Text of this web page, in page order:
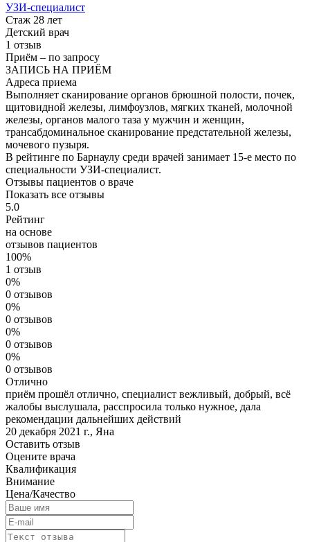
УЗИ-специалист
Стаж 28 лет
Детский врач
1 отзыв
Приём – по запросу
ЗАПИСЬ НА ПРИЁМ
Адреса приема
Выполняет сканирование органов брюшной полости, почек,
щитовидной железы, лимфоузлов, мягких тканей, молочной
железы, органов малого таза у мужчин и женщин,
трансабдоминальное сканирование предстательной железы,
мочевого пузыря.
В рейтинге по Барнаулу среди врачей занимает 15-е место по
специальности УЗИ-специалист.
Отзывы пациентов о враче
Показать все отзывы
5.0
Рейтинг
на основе
отзывов пациентов
100%
1 отзыв
0%
0 отзывов
0%
0 отзывов
0%
0 отзывов
0%
0 отзывов
Отлично
приём прошёл отлично, специалист вежливый, добрый, всё
жалобы выслушала, расспросила только нужное, дала
рекомендации дальнейших действий
20 декабря 2021 г., Яна
Оставить отзыв
Оцените врача
Квалификация
Внимание
Цена/Качество